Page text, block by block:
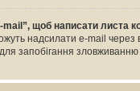
щоб написати листа
надсилати e-mail
запобігання